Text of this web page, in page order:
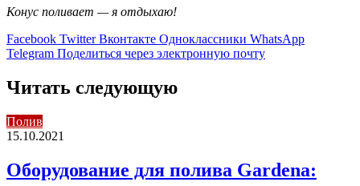
Конус поливает — я отдыхаю!
Facebook Twitter Вконтакте Одноклассники WhatsApp
Telegram Поделиться через электронную почту
Читать следующую
Полив
15.10.2021
Оборудование для полива Gardena: